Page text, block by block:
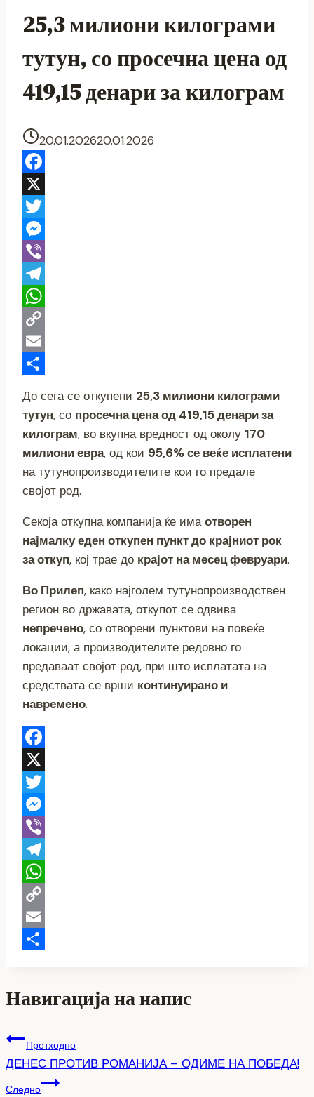
25,3 милиони килограми
тутун, со просечна цена од
419,15 денари за килограм
20.01.202620.01.2026
Facebook
X
Twitter
Messenger
Viber
Telegram
WhatsApp
Copy
Link
Email
До сега се откупени 25,3 милиони килограми
тутун, со просечна цена од 419,15 денари за
килограм, во вкупна вредност од околу 170
милиони евра, од кои 95,6% се веќе исплатени
на тутунопроизводителите кои го предале
својот род.
Секоја откупна компанија ќе имаотворен
најмалку еден откупен пункт до крајниот рок
за откуп, кој трае до крајот на месец февруари.
Во Прилеп, како најголем тутунопроизводствен
регион во државата, откупот се одвива
непречено, со отворени пунктови на повеќе
локации, а производителите редовно го
предаваат својот род, при што исплатата на
средствата се врши континуирано и
навремено.
Facebook
X
Twitter
Messenger
Viber
Telegram
WhatsApp
Copy
Link
Email
Навигација на напис
Претходно
ДЕНЕС ПРОТИВ РОМАНИЈА – ОДИМЕ НА ПОБЕДА!
Следно